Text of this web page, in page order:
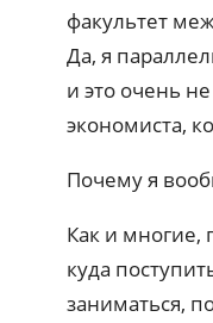
факультет
Да, я
и это очень
экономиста,
Почему я
Как и многие,
куда
заниматься,